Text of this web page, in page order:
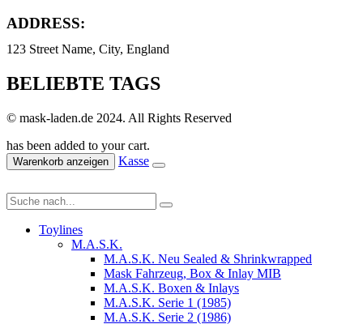
ADDRESS:
123 Street Name, City, England
BELIEBTE TAGS
© mask-laden.de 2024. All Rights Reserved
has been added to your cart.
Warenkorb anzeigen Kasse
Toylines
M.A.S.K.
M.A.S.K. Neu Sealed & Shrinkwrapped
Mask Fahrzeug, Box & Inlay MIB
M.A.S.K. Boxen & Inlays
M.A.S.K. Serie 1 (1985)
M.A.S.K. Serie 2 (1986)